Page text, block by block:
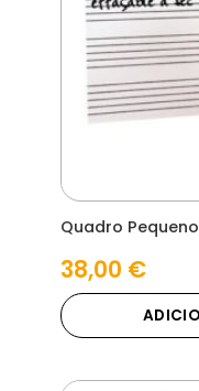
Quadro
38,00 €